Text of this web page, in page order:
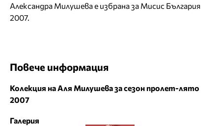
Александра Милушева е избрана за Мисис България
2007.
Повече информация
Колекция на Аля Милушева за сезон пролет-лято
2007
Галерия